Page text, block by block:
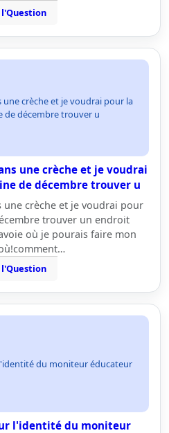
crèche et je voudrai pour la
de décembre trouver u
une crèche et je voudrai
de décembre trouver u
une crèche et je voudrai pour
trouver un endroit
où je pourais faire mon
du moniteur éducateur
l'identité du moniteur